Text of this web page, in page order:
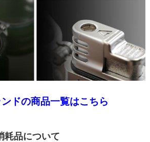
ドの商品一覧はこちら
耗品について